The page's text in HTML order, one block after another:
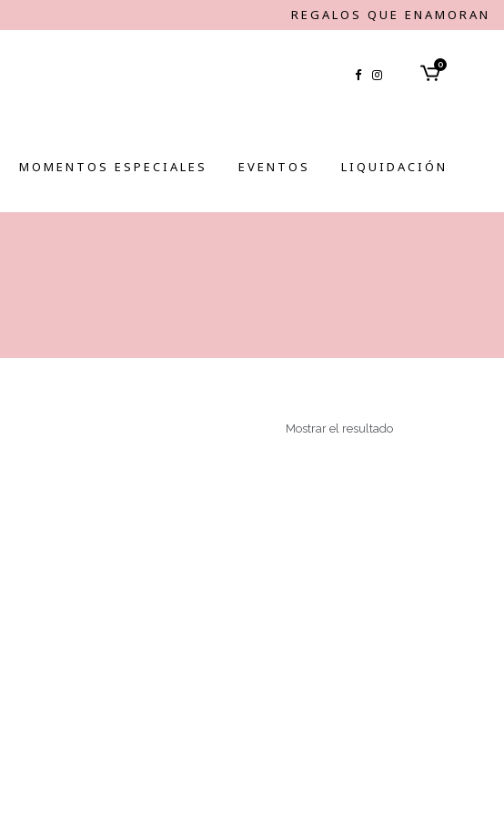
REGALOS QUE ENAMORAN
0
MOMENTOS ESPECIALES EVENTOS LIQUIDACIÓN
Mostrar el resultado